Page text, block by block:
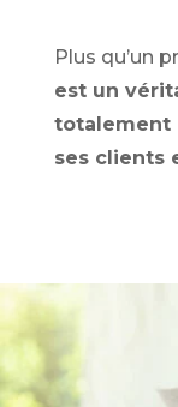
Plus qu’un
est un
totalement
ses clients